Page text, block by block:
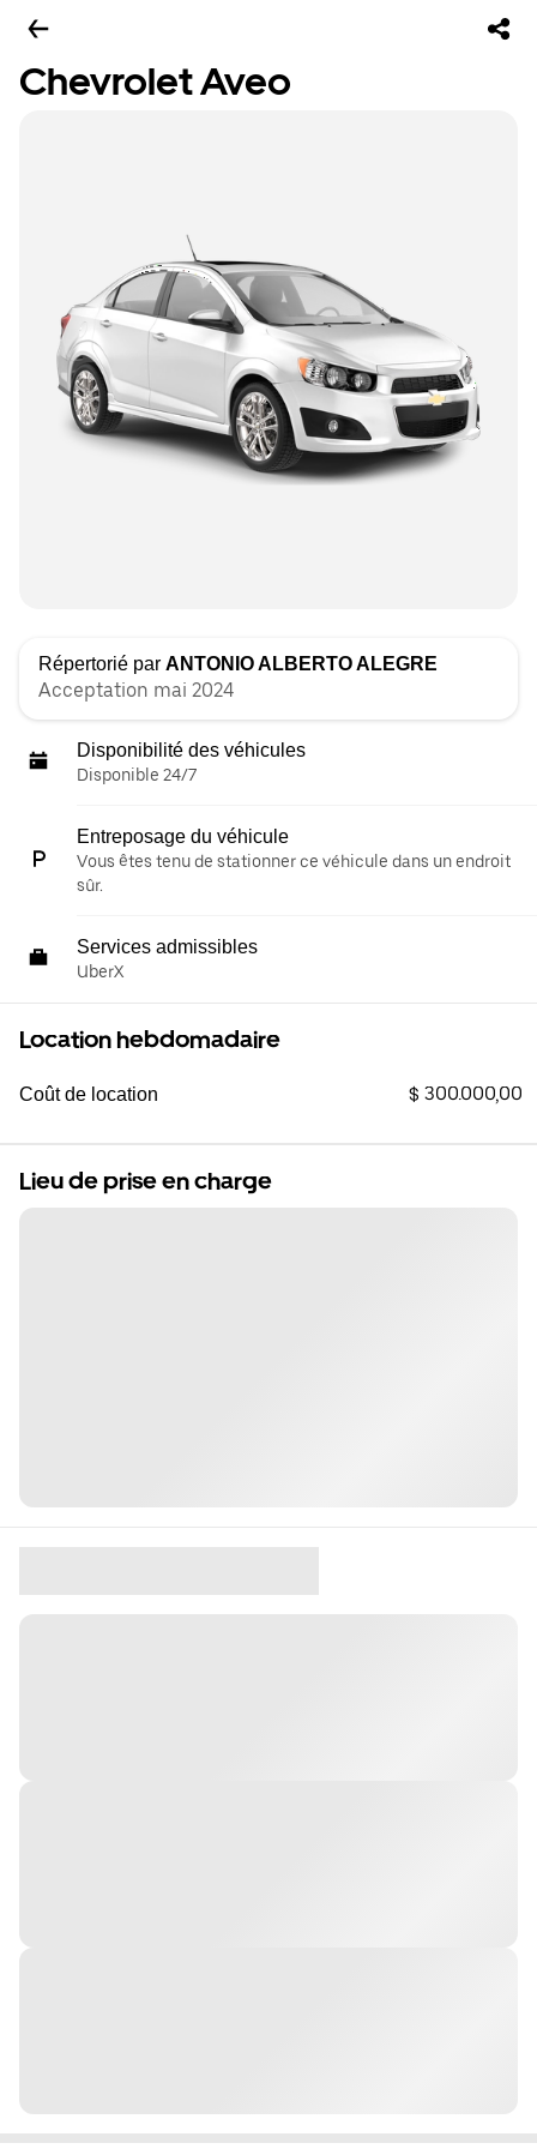
Chevrolet Aveo
Répertorié par ANTONIO ALBERTO ALEGRE
Acceptation mai 2024
Disponibilité des véhicules
Disponible 24/7
Entreposage du véhicule
Vous êtes tenu de stationner ce véhicule dans un endroit
sûr.
Services admissibles
UberX
Location hebdomadaire
Coût de location $ 300.000,00
Lieu de prise en charge